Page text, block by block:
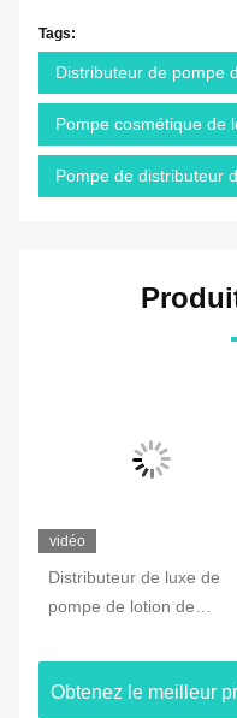
Tags:
Distributeur de pompe
Pompe cosmétique de
Pompe de distributeur
vidéo
Distributeur de luxe de
pompe de lotion de
main 304 316 à
du noyau
Obtenez le meilleur